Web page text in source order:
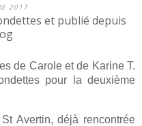
2017
et publié depuis
de Carole et de Karine T.
pour la deuxième
Avertin, déjà rencontrée